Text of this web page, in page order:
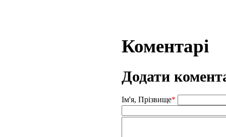
Коментарі
Додати
Ім'я, Прізвище*